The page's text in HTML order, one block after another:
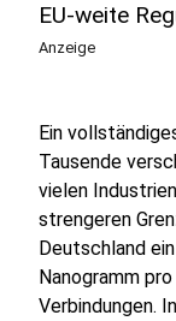
EU-weite
Anzeige
Ein
Tausende
vielen
strengeren
Deutschland
Nanogramm
Verbindungen.